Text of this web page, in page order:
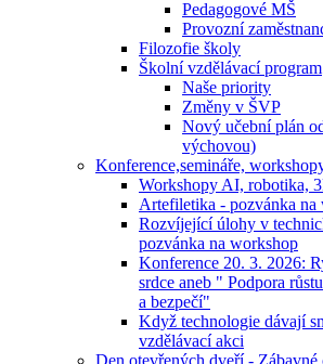
Pedagogové MŠ
Provozní
Filozofie školy
Školní vzdělávací program
Naše priority
Změny v ŠVP
Nový učební plán
výchovou)
Konference,semináře,
Workshopy AI, robotika,
Artefiletika - pozvánka na
Rozvíjející úlohy v
pozvánka na workshop
Konference 20. 3. 2026:
srdce aneb " Podpora
a bezpečí"
Když technologie dávají
vzdělávací akci
Den otevřených dveří - Zábavné